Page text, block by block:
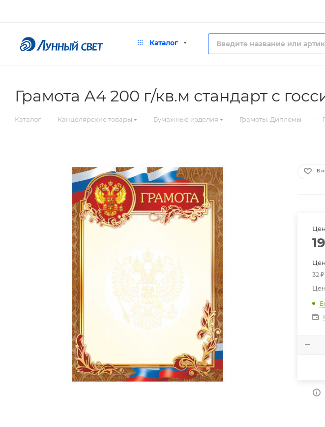
Каталог
Грамота А4 200 г/кв.м стандарт с
Каталог — Канцелярские товары — Бумажные изделия — Грамоты. Дипломы —
В
19
32₽